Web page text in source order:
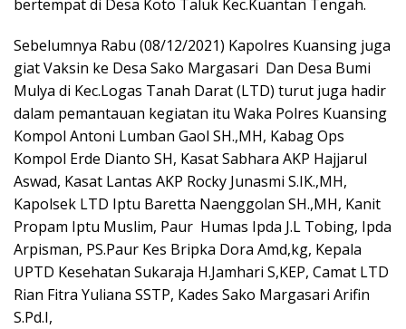
bertempat di Desa Koto Taluk Kec.Kuantan Tengah.
Sebelumnya Rabu (08/12/2021) Kapolres Kuansing juga
giat Vaksin ke Desa Sako Margasari Dan Desa Bumi
Mulya di Kec.Logas Tanah Darat (LTD) turut juga hadir
dalam pemantauan kegiatan itu Waka Polres Kuansing
Kompol Antoni Lumban Gaol SH.,MH, Kabag Ops
Kompol Erde Dianto SH, Kasat Sabhara AKP Hajjarul
Aswad, Kasat Lantas AKP Rocky Junasmi S.IK.,MH,
Kapolsek LTD Iptu Baretta Naenggolan SH.,MH, Kanit
Propam Iptu Muslim, Paur Humas Ipda J.L Tobing, Ipda
Arpisman, PS.Paur Kes Bripka Dora Amd,kg, Kepala
UPTD Kesehatan Sukaraja H.Jamhari S,KEP, Camat LTD
Rian Fitra Yuliana SSTP, Kades Sako Margasari Arifin
S.Pd.I,